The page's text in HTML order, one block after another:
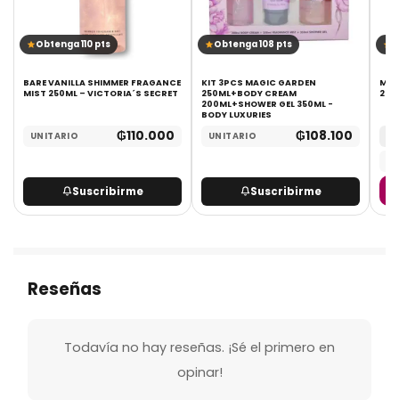
Obtenga 110 pts
BARE VANILLA SHIMMER FRAGANCE
MIST 250ML – VICTORIA´S SECRET
UNITARIO ₲110.000
Suscribirme
Obtenga 108 pts
KIT 3PCS MAGIC GARDEN
250ML+BODY CREAM
200ML+SHOWER GEL 350ML -
BODY LUXURIES
UNITARIO
₲108.100
Suscribirme
Reseñas
Todavía no hay reseñas. ¡Sé el primero en
opinar!